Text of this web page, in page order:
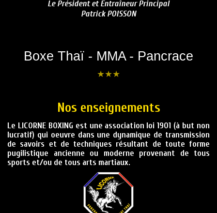
Le Président et Entraîneur Principal
Patrick POISSON
Boxe Thaï - MMA - Pancrace
★★★
Nos enseignements
Le LICORNE BOXING est une association loi 1901 (à but non
lucratif) qui oeuvre dans une dynamique de transmission
de savoirs et de techniques résultant de toute forme
pugilistique ancienne ou moderne provenant de tous
sports et/ou de tous arts martiaux.